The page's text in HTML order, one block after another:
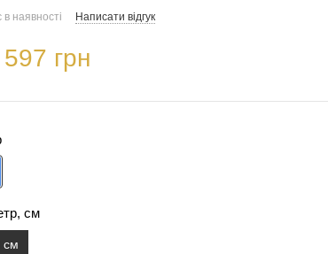
наявності Написати відгук
грн
см
см